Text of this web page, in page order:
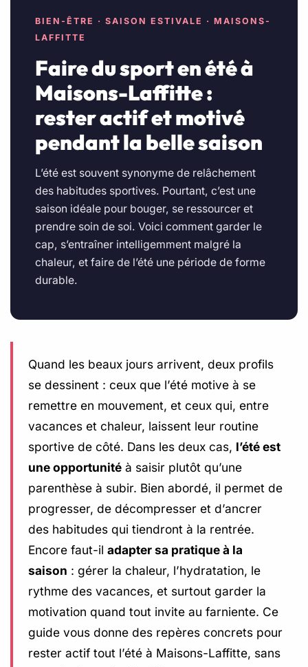
BIEN-ÊTRE · SAISON ESTIVALE · MAISONS-
LAFFITTE
Faire du sport en été à
Maisons-Laffitte :
rester actif et motivé
pendant la belle saison
L’été est souvent synonyme de relâchement
des habitudes sportives. Pourtant, c’est une
saison idéale pour bouger, se ressourcer et
prendre soin de soi. Voici comment garder le
cap, s’entraîner intelligemment malgré la
chaleur, et faire de l’été une période de forme
durable.
Quand les beaux jours arrivent, deux profils
se dessinent : ceux que l’été motive à se
remettre en mouvement, et ceux qui, entre
vacances et chaleur, laissent leur routine
sportive de côté. Dans les deux cas, l’été est
une opportunité à saisir plutôt qu’une
parenthèse à subir. Bien abordé, il permet de
progresser, de décompresser et d’ancrer
des habitudes qui tiendront à la rentrée.
Encore faut-il adapter sa pratique à la
saison : gérer la chaleur, l’hydratation, le
rythme des vacances, et surtout garder la
motivation quand tout invite au farniente. Ce
guide vous donne des repères concrets pour
rester actif tout l’été à Maisons-Laffitte, sans